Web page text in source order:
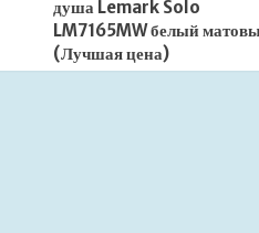
душа Lemark Solo
LM7165MW белый
(Лучшая цена)